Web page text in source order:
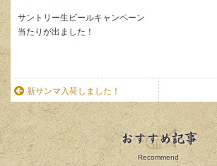
サントリー生ビールキャンペーン
当たりが出ました！
新サンマ入荷しました！
おすすめ記事
Recommend